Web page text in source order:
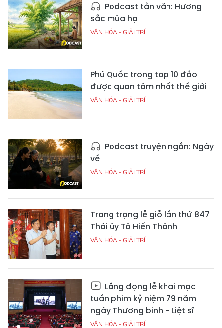
Podcast tản văn: Hương
sắc mùa hạ
VĂN HÓA - GIẢI TRÍ
Phú Quốc trong top 10 đảo
được quan tâm nhất thế giới
VĂN HÓA - GIẢI TRÍ
Podcast truyện ngắn: Ngày
về
VĂN HÓA - GIẢI TRÍ
Trang trọng lễ giỗ lần thứ 847
Thái úy Tô Hiến Thành
VĂN HÓA - GIẢI TRÍ
Lắng đọng lễ khai mạc
tuần phim kỷ niệm 79 năm
ngày Thương binh - Liệt sĩ
VĂN HÓA - GIẢI TRÍ